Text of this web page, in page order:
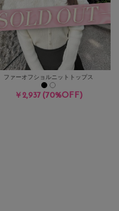
ファーオフショルニットトップス
￥2,937(70%OFF)